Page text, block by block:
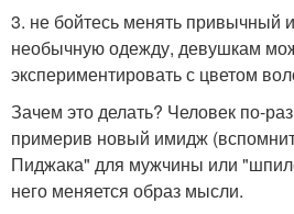
3. не бойтесь менять привычный
необычную одежду, девушкам
экспериментировать с цветом
Зачем это делать? Человек по-
примерив новый имидж
Пиджака" для мужчины или
него меняется образ мысли.